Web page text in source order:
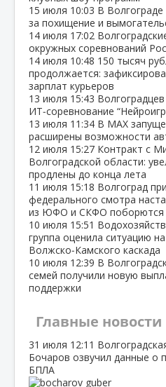
15 июля 10:03 В
за похищение и
14 июля 17:02
окружных соревнований
14 июля 10:48 150 тысяч
продолжается:
зарплат курьеров
13 июля 15:43
ИТ‑соревнование
13 июля 11:34 В МАХ
расширены возможности
12 июля 15:27 Контракт с
Волгоградской области:
продлены до конца лета
11 июля 15:18 Волгоград
федерального смотра
из ЮФО и СКФО поборются
10 июля 15:51
группа оценила ситуацию
Волжско‑Камского каскада
10 июля 12:39 В
семей получили новую
поддержки
Главные новости
31 июля 12:11
Бочаров озвучил данные о
БПЛА